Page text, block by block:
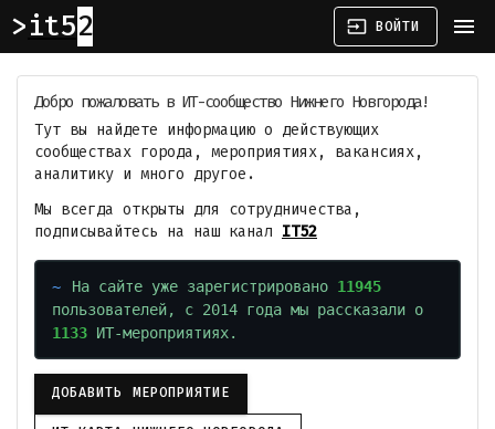
it52 input ВОЙТИ menu
Добро пожаловать в ИТ-сообщество Нижнего Новгорода!
Тут вы найдете информацию о действующих
сообществах города, мероприятиях, вакансиях,
аналитику и много другое.
Мы всегда открыты для сотрудничества,
подписывайтесь на наш канал IT52
На сайте уже зарегистрировано 11945
пользователей, с 2014 года мы рассказали о
1133 ИТ-мероприятиях.
ДОБАВИТЬ МЕРОПРИЯТИЕ